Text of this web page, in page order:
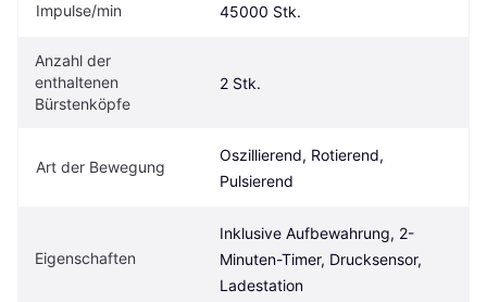
Impulse/min 45000 Stk.
Anzahl der
enthaltenen
Bürstenköpfe
2 Stk.
Art der Bewegung
Oszillierend, Rotierend,
Pulsierend
Eigen­schaften
Inklusive Aufbewahrung, 2-
Minuten-Timer, Drucksensor,
Ladestation